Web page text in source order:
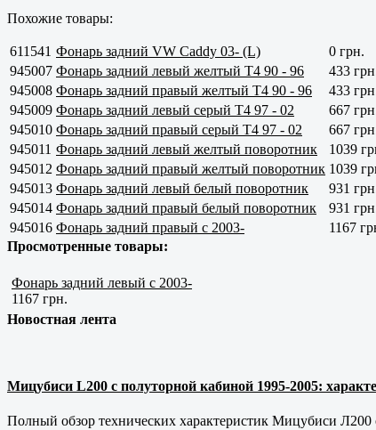
Похожие товары:
611541 Фонарь задний VW Caddy 03- (L)
0 грн.
945007 Фонарь задний левый желтый Т4 90 - 96
433
945008 Фонарь задний правый желтый Т4 90 - 96
433
945009 Фонарь задний левый серый Т4 97 - 02
667
945010 Фонарь задний правый серый Т4 97 - 02
667
945011 Фонарь задний левый желтый поворотник
1039
945012 Фонарь задний правый желтый поворотник 1039
945013 Фонарь задний левый белый поворотник
931
945014 Фонарь задний правый белый поворотник
931
945016 Фонарь задний правый с 2003-
1167
Просмотренные товары:
Фонарь задний левый с 2003-
1167 грн.
Новостная лента
Мицубиси L200 с полуторной кабиной 1995-2005:
Полный обзор технических характеристик Мицубиси